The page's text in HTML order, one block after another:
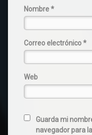
Nombre*
Correo electrónico*
Web
Guarda mi
navegador para